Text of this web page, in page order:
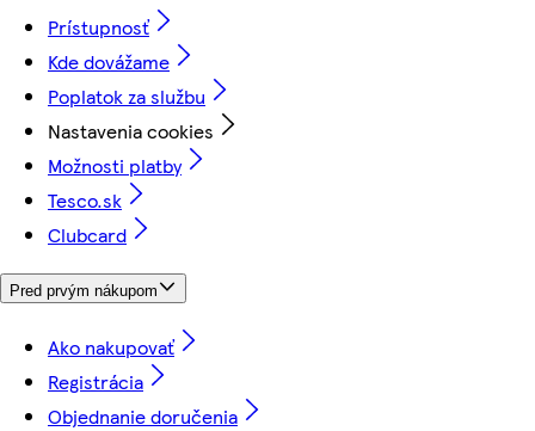
Prístupnosť
Kde dovážame
Poplatok za službu
Nastavenia cookies
Možnosti platby
Tesco.sk
Clubcard
Pred prvým nákupom
Ako nakupovať
Registrácia
Objednanie doručenia